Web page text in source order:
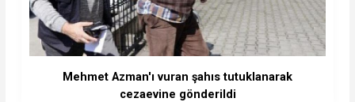
Mehmet Azman'ı vuran şahıs tutuklanarak
cezaevine gönderildi